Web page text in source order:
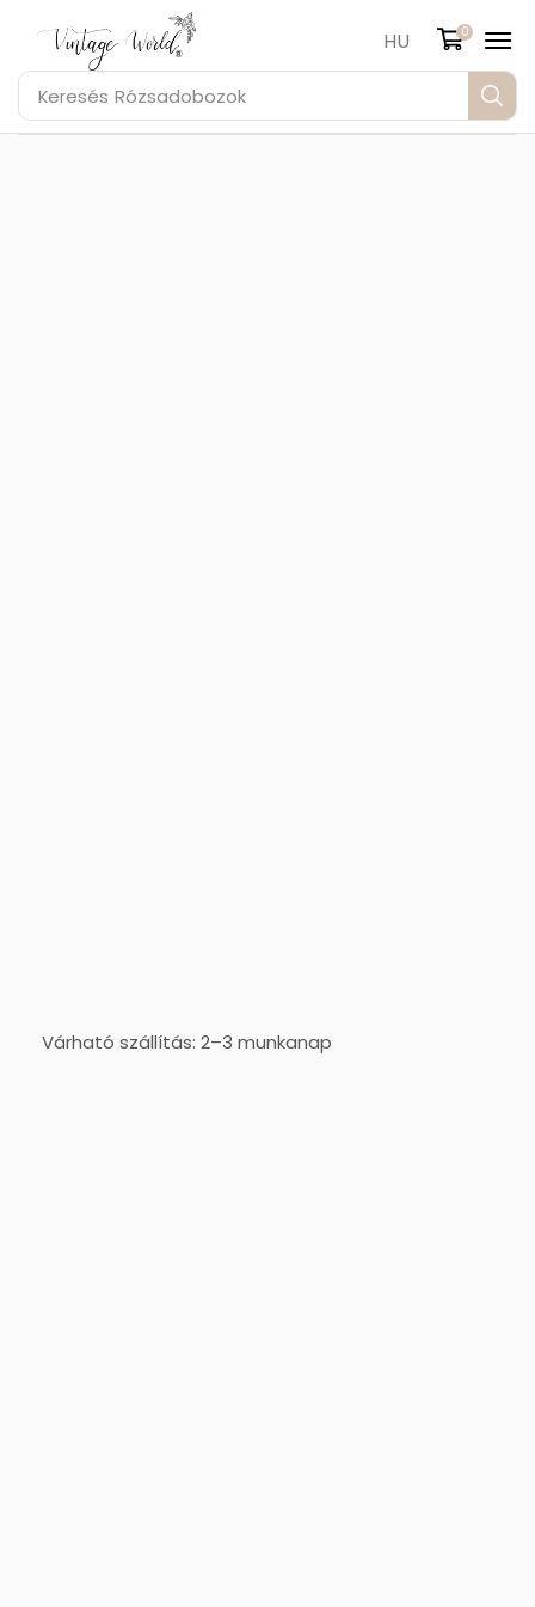
Keresés Rózsadobozok
HU 0
Várható szállítás: 2–3 munkanap